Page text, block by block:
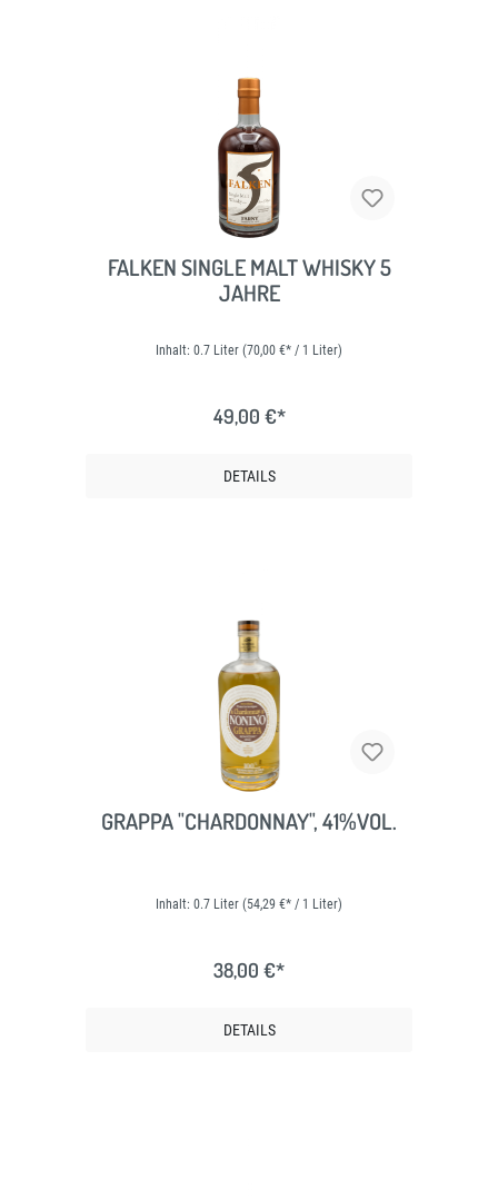
FALKEN SINGLE MALT WHISKY 5
JAHRE
Inhalt: 0.7 Liter (70,00 €* / 1 Liter)
49,00 €*
DETAILS
GRAPPA "CHARDONNAY", 41%VOL.
Inhalt: 0.7 Liter (54,29 €* / 1 Liter)
38,00 €*
DETAILS